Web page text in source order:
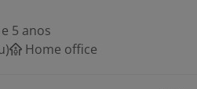
5 anos
Home office